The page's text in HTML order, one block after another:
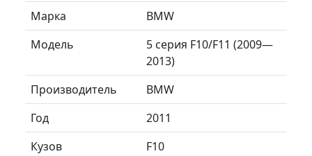
Марка
BMW
Модель
5 серия F10/F11 (2009—
2013)
Производитель
BMW
Год
2011
Кузов
F10